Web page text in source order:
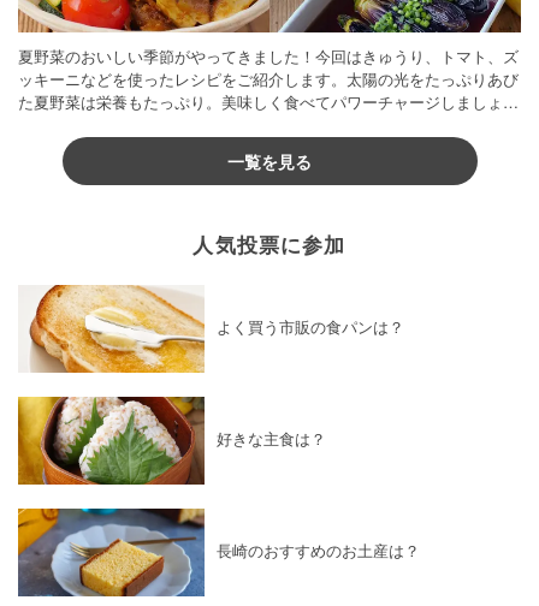
夏野菜のおいしい季節がやってきました！今回はきゅうり、トマト、ズ
ッキーニなどを使ったレシピをご紹介します。太陽の光をたっぷりあび
た夏野菜は栄養もたっぷり。美味しく食べてパワーチャージしましょう
一覧を見る
人気投票に参加
よく買う市販の食パンは？
好きな主食は？
長崎のおすすめのお土産は？